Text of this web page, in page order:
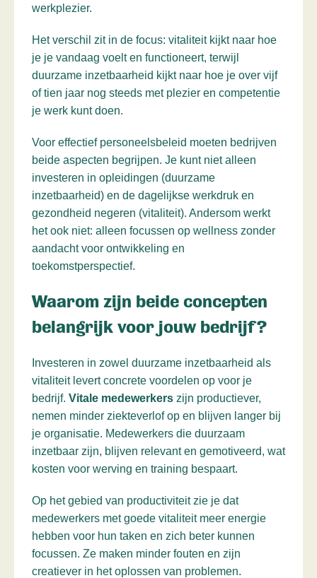
werkplezier.
Het verschil zit in de focus: vitaliteit kijkt naar hoe
je je vandaag voelt en functioneert, terwijl
duurzame inzetbaarheid kijkt naar hoe je over vijf
of tien jaar nog steeds met plezier en competentie
je werk kunt doen.
Voor effectief personeelsbeleid moeten bedrijven
beide aspecten begrijpen. Je kunt niet alleen
investeren in opleidingen (duurzame
inzetbaarheid) en de dagelijkse werkdruk en
gezondheid negeren (vitaliteit). Andersom werkt
het ook niet: alleen focussen op wellness zonder
aandacht voor ontwikkeling en
toekomstperspectief.
Waarom zijn beide concepten
belangrijk voor jouw bedrijf?
Investeren in zowel duurzame inzetbaarheid als
vitaliteit levert concrete voordelen op voor je
bedrijf. Vitale medewerkers zijn productiever,
nemen minder ziekteverlof op en blijven langer bij
je organisatie. Medewerkers die duurzaam
inzetbaar zijn, blijven relevant en gemotiveerd, wat
kosten voor werving en training bespaart.
Op het gebied van productiviteit zie je dat
medewerkers met goede vitaliteit meer energie
hebben voor hun taken en zich beter kunnen
focussen. Ze maken minder fouten en zijn
creatiever in het oplossen van problemen.